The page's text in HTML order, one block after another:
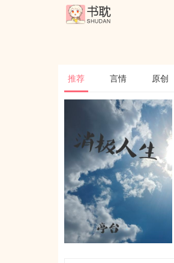
推荐 言情 原创